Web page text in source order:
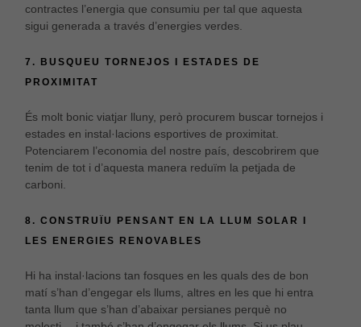
contractes l’energia que consumiu per tal que aquesta
sigui generada a través d’energies verdes.
7. BUSQUEU TORNEJOS I ESTADES DE
PROXIMITAT
És molt bonic viatjar lluny, però procurem buscar tornejos i
estades en instal·lacions esportives de proximitat.
Potenciarem l’economia del nostre país, descobrirem que
tenim de tot i d’aquesta manera reduïm la petjada de
carboni.
8. CONSTRUÏU PENSANT EN LA LLUM SOLAR I
LES ENERGIES RENOVABLES
Hi ha instal·lacions tan fosques en les quals des de bon
matí s’han d’engegar els llums, altres en les que hi entra
tanta llum que s’han d’abaixar persianes perquè no